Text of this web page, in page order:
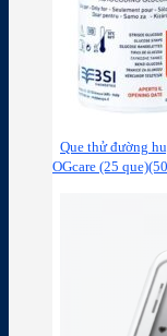
Que thử đường
OGcare (25